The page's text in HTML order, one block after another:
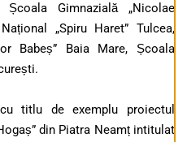
Gimnazială „Nicolae
„Spiru Haret” Tulcea,
Babeș” Baia Mare, Școala
titlu de exemplu proiectul
din Piatra Neamț intitulat